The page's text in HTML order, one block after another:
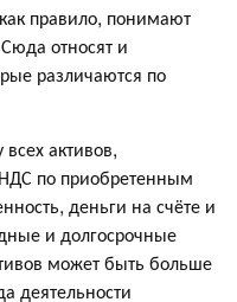
правило, понимают
относят и
различаются по
активов,
по приобретенным
деньги на счёте и
и долгосрочные
может быть больше
деятельности